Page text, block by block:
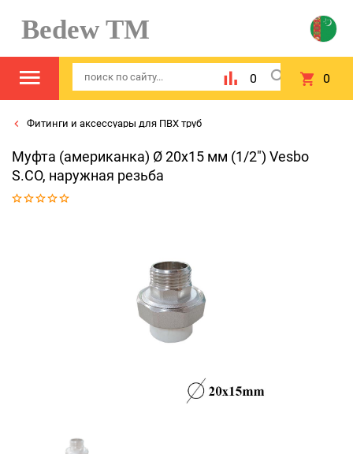
Bedew TM
0 0
Фитинги и аксессуары для ПВХ труб
Муфта (американка) Ø 20x15 мм (1/2") Vesbo
S.CO, наружная резьба